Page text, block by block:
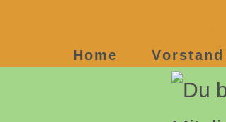
Home Vorstand